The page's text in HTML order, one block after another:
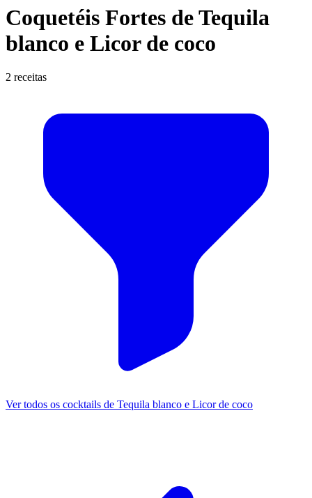
Coquetéis Fortes de Tequila
blanco e Licor de coco
2 receitas
Ver todos os cocktails de Tequila blanco e Licor de coco